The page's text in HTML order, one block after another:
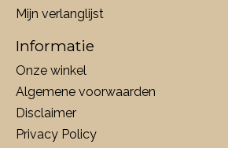
Mijn verlanglijst
Informatie
Onze winkel
Algemene voorwaarden
Disclaimer
Privacy Policy